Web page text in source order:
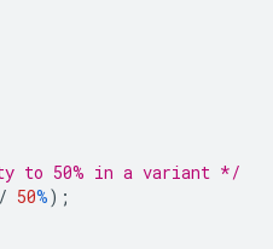
to 50% in a variant */
/ 50%);